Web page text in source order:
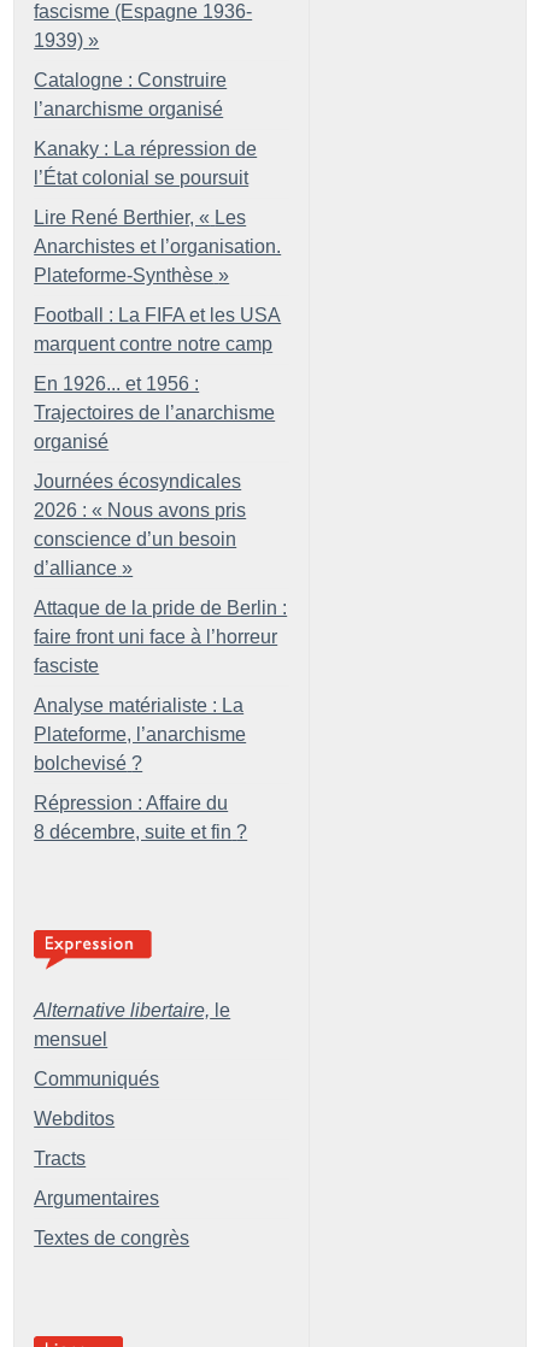
fascisme (Espagne 1936-
1939) »
Catalogne : Construire
l’anarchisme organisé
Kanaky : La répression de
l’État colonial se poursuit
Lire René Berthier, « Les
Anarchistes et l’organisation.
Plateforme-Synthèse »
Football : La FIFA et les USA
marquent contre notre camp
En 1926... et 1956 :
Trajectoires de l’anarchisme
organisé
Journées écosyndicales
2026 : « Nous avons pris
conscience d’un besoin
d’alliance »
Attaque de la pride de Berlin :
faire front uni face à l’horreur
fasciste
Analyse matérialiste : La
Plateforme, l’anarchisme
bolchevisé ?
Répression : Affaire du
8 décembre, suite et fin ?
Alternative libertaire, le
mensuel
Communiqués
Webditos
Tracts
Argumentaires
Textes de congrès